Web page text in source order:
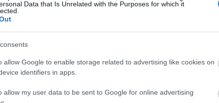
Data that Is Unrelated with the Purposes for which it
allow Google to enable storage related to advertising like cookies on
identifiers in apps.
allow my user data to be sent to Google for online advertising
και έχουμε την επιλογή να πληρώσει ο
την τσέπη του 30% και να πάει σε
οποίο είναι πολύ υψηλότερο από την
να πάει να χειρουργηθεί. Γιατί δεν το
ιδιωτικοποίηση του συστήματος; Όταν
αυτό; Αυτό είναι πολύ
των απογευματινών χειρουργείων!
19:27